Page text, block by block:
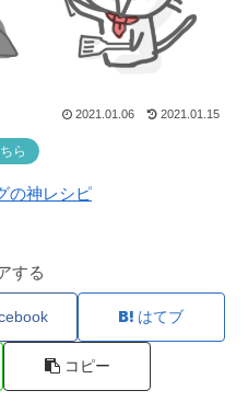
2021.01.06 2021.01.15
ら
の神レシピ
する
はてブ
コピー